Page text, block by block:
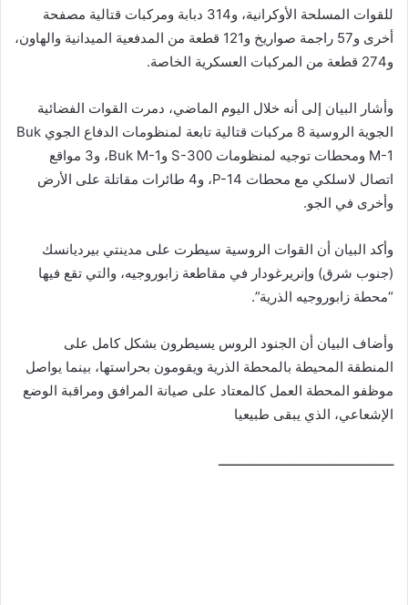
للقوات المسلحة الأوكرانية، و314 دبابة ومركبات قتالية مصفحة
أخرى و57 راجمة صواريخ و121 قطعة من المدفعية الميدانية والهاون،
و274 قطعة من المركبات العسكرية الخاصة.
وأشار البيان إلى أنه خلال اليوم الماضي، دمرت القوات الفضائية
الجوية الروسية 8 مركبات قتالية تابعة لمنظومات الدفاع الجوي Buk
M-1 ومحطات توجيه لمنظومات S-300 وBuk M-1، و3 مواقع
اتصال لاسلكي مع محطات P-14، و4 طائرات مقاتلة على الأرض
وأخرى في الجو.
وأكد البيان أن القوات الروسية سيطرت على مدينتي بيرديانسك
(جنوب شرق) وإنريرغودار في مقاطعة زابوروجيه، والتي تقع فيها
“محطة زابوروجيه الذرية”.
وأضاف البيان أن الجنود الروس يسيطرون بشكل كامل على
المنطقة المحيطة بالمحطة الذرية ويقومون بحراستها، بينما يواصل
موظفو المحطة العمل كالمعتاد على صيانة المرافق ومراقبة الوضع
الإشعاعي، الذي يبقى طبيعيا
ــــــــــــــــــــــــــــــــــــــــــــــــ